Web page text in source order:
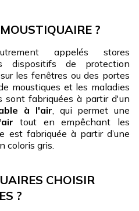
?
appelés stores
dispositifs de protection
les fenêtres ou des portes
moustiques et les maladies
sont fabriquées à partir d'un
à l'air , qui permet une
tout en empêchant les
est fabriquée à partir d’une
coloris gris.
CHOISIR
?